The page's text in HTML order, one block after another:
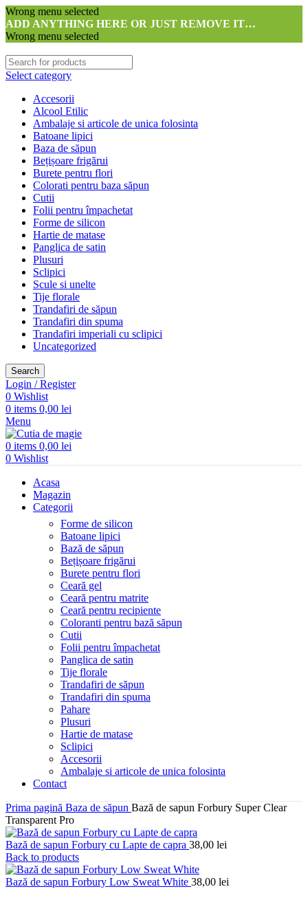
Wrong menu selected
ADD ANYTHING HERE OR JUST REMOVE IT…
Wrong menu selected
Select category
Accesorii
Alcool Etilic
Ambalaje si articole de unica folosinta
Batoane lipici
Baza de săpun
Bețișoare frigărui
Burete pentru flori
Colorati pentru baza săpun
Cutii
Folii pentru împachetat
Forme de silicon
Hartie de matase
Panglica de satin
Plusuri
Sclipici
Scule si unelte
Tije florale
Trandafiri de săpun
Trandafiri din spuma
Trandafiri imperiali cu sclipici
Uncategorized
Search
Login / Register
0 Wishlist
0 items 0,00 lei
Menu
0 items 0,00 lei
0 Wishlist
Acasa
Magazin
Categorii
Forme de silicon
Batoane lipici
Bază de săpun
Bețișoare frigărui
Burete pentru flori
Ceară gel
Ceară pentru matrite
Ceară pentru recipiente
Coloranti pentru bază săpun
Cutii
Folii pentru împachetat
Panglica de satin
Tije florale
Trandafiri de săpun
Trandafiri din spuma
Pahare
Plusuri
Hartie de matase
Sclipici
Accesorii
Ambalaje si articole de unica folosinta
Contact
Prima pagină Baza de săpun Bază de sapun Forbury Super Clear
Transparent Pro
Bază de sapun Forbury cu Lapte de capra 38,00 lei
Back to products
Bază de sapun Forbury Low Sweat White 38,00 lei